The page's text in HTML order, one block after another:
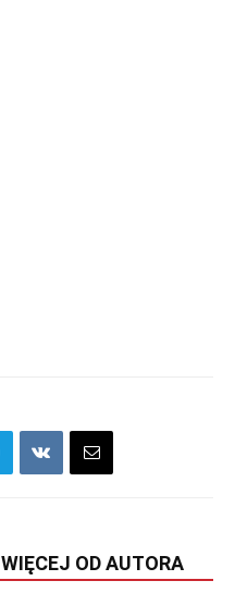
WIĘCEJ OD AUTORA